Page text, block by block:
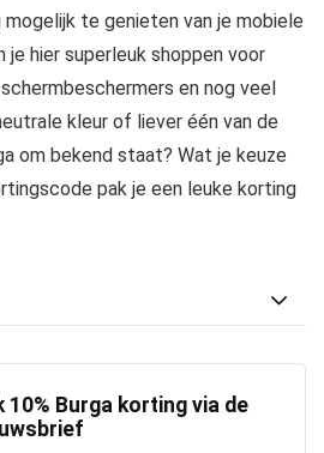
te genieten van je mobiele
je hier superleuk shoppen voor
en nog veel
kleur of liever één van de
om bekend staat? Wat je keuze
pak je een leuke korting
10% Burga korting via de